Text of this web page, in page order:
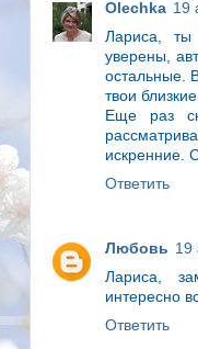
Olechka 19
Лариса, ты
уверены,
остальные.
твои
Еще раз
искренние.
Ответить
Любовь 19
Лариса,
интересно
Ответить